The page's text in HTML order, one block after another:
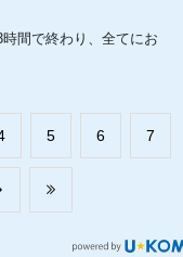
間で終わり、全てにお
​5 ​6 ​7